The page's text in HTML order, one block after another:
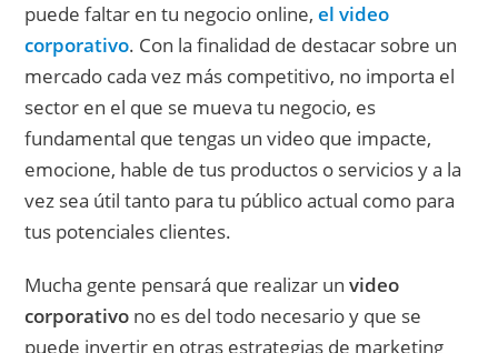
puede faltar en tu negocio online, el video
corporativo. Con la finalidad de destacar sobre un
mercado cada vez más competitivo, no importa el
sector en el que se mueva tu negocio, es
fundamental que tengas un video que impacte,
emocione, hable de tus productos o servicios y a la
vez sea útil tanto para tu público actual como para
tus potenciales clientes.
Mucha gente pensará que realizar unvideo
corporativo no es del todo necesario y que se
puede invertir en otras estrategias de marketing